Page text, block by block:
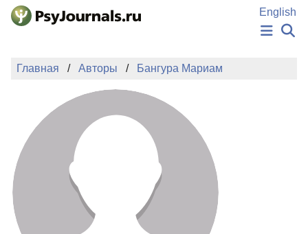
Перейти к основному содержанию
English
НОВОСТИ
АВТОРЫ
ПОДАТЬ РУКОПИСЬ
БАЗА ЗНАНИЙ
КЛЮЧЕВЫЕ СЛОВА
Регистрация
Главная Авторы Бангура Мариам